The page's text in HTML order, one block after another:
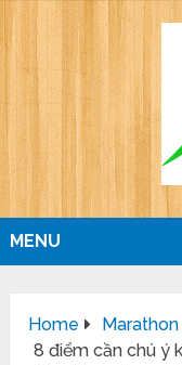
MENU
Home
Marathon
8 điểm cần chú ý